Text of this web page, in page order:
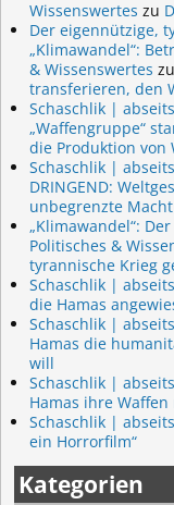
Wissenswertes zu
Der eigennützige,
„Klimawandel“:
& Wissenswertes zu
transferieren, den
Schaschlik |
„Waffengruppe“
die Produktion von
Schaschlik |
DRINGEND:
unbegrenzte
„Klimawandel“:
Politisches &
tyrannische Krieg
Schaschlik |
die Hamas
Schaschlik |
Hamas die
will
Schaschlik |
Hamas ihre
Schaschlik |
ein Horrorfilm“
Kategorien